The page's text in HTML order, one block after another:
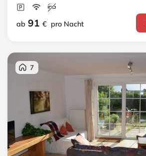
ab 91 € pro Nacht
7